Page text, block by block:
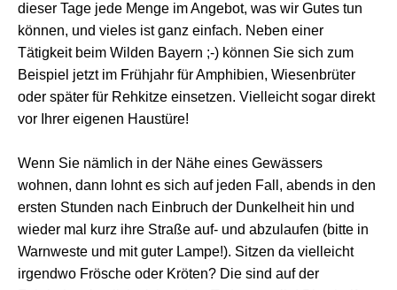
dieser Tage jede Menge im Angebot, was wir Gutes tun
können, und vieles ist ganz einfach. Neben einer
Tätigkeit beim Wilden Bayern ;-) können Sie sich zum
Beispiel jetzt im Frühjahr für Amphibien, Wiesenbrüter
oder später für Rehkitze einsetzen. Vielleicht sogar direkt
vor Ihrer eigenen Haustüre!
Wenn Sie nämlich in der Nähe eines Gewässers
wohnen, dann lohnt es sich auf jeden Fall, abends in den
ersten Stunden nach Einbruch der Dunkelheit hin und
wieder mal kurz ihre Straße auf- und abzulaufen (bitte in
Warnweste und mit guter Lampe!). Sitzen da vielleicht
irgendwo Frösche oder Kröten? Die sind auf der